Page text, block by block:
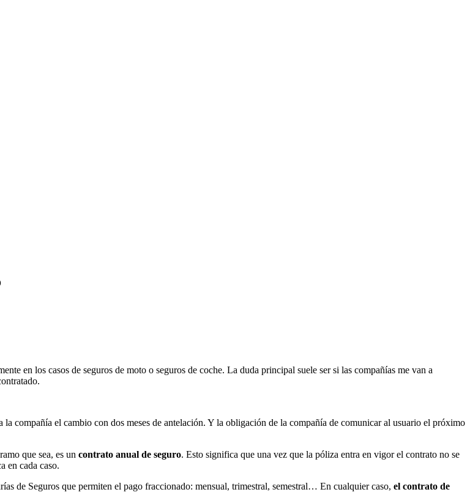
en los casos de seguros de moto o seguros de coche. La duda principal suele ser si las compañías me van a
la compañía el cambio con dos meses de antelación. Y la obligación de la compañía de comunicar al usuario el próximo
que sea, es un contrato anual de seguro. Esto significa que una vez que la póliza entra en vigor el contrato no se
en cada caso.
de Seguros que permiten el pago fraccionado: mensual, trimestral, semestral… En cualquier caso, el contrato de